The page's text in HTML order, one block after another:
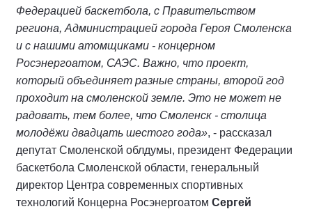
Федерацией баскетбола, с Правительством
региона, Администрацией города Героя Смоленска
и с нашими атомщиками - концерном
Росэнергоатом, САЭС. Важно, что проект,
который объединяет разные страны, второй год
проходит на смоленской земле. Это не может не
радовать, тем более, что Смоленск - столица
молодёжи двадцать шестого года», - рассказал
депутат Смоленской облдумы, президент Федерации
баскетбола Смоленской области, генеральный
директор Центра современных спортивных
технологий Концерна Росэнергоатом Сергей